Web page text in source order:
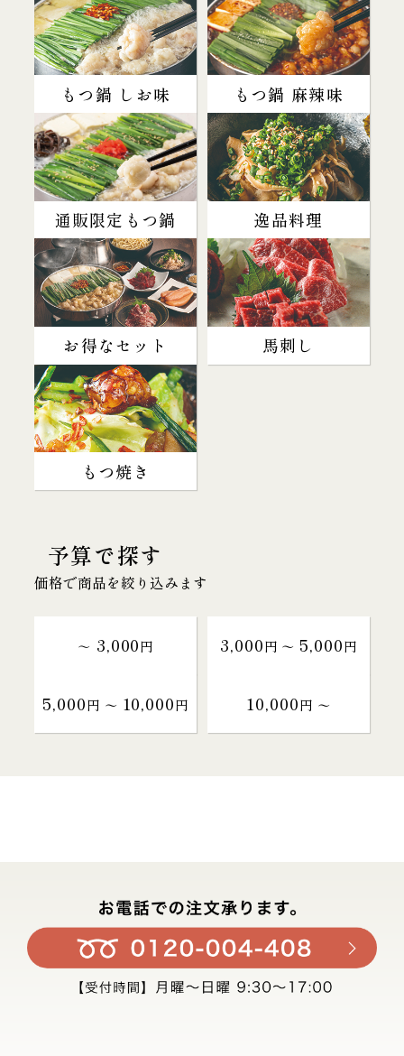
もつ鍋 しお味 もつ鍋 麻辣味
通販限定もつ鍋 逸品料理
お得なセット 馬刺し
もつ焼き
予算で探す
価格で商品を絞り込みます
～ 3,000円 3,000円 〜 5,000円
5,000円 〜 10,000円 10,000円 〜